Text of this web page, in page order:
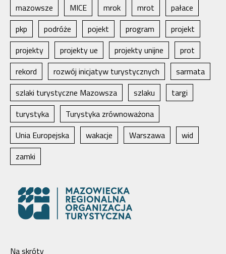
mazowsze
MICE mrok mrot
pałace
pkp
podróże pojekt program
projekt
projekty
projekty ue projekty unijne
prot
rekord
rozwój inicjatyw turystycznych
sarmata
szlaki turystyczne Mazowsza
szlaku
targi
turystyka
Turystyka zrównoważona
Unia Europejska
wakacje Warszawa
wid
zamki
Na skróty